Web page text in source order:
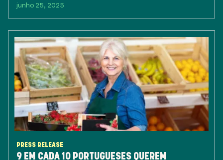
junho 25, 2025
PRESS RELEASE
9 EM CADA 10 PORTUGUESES QUEREM